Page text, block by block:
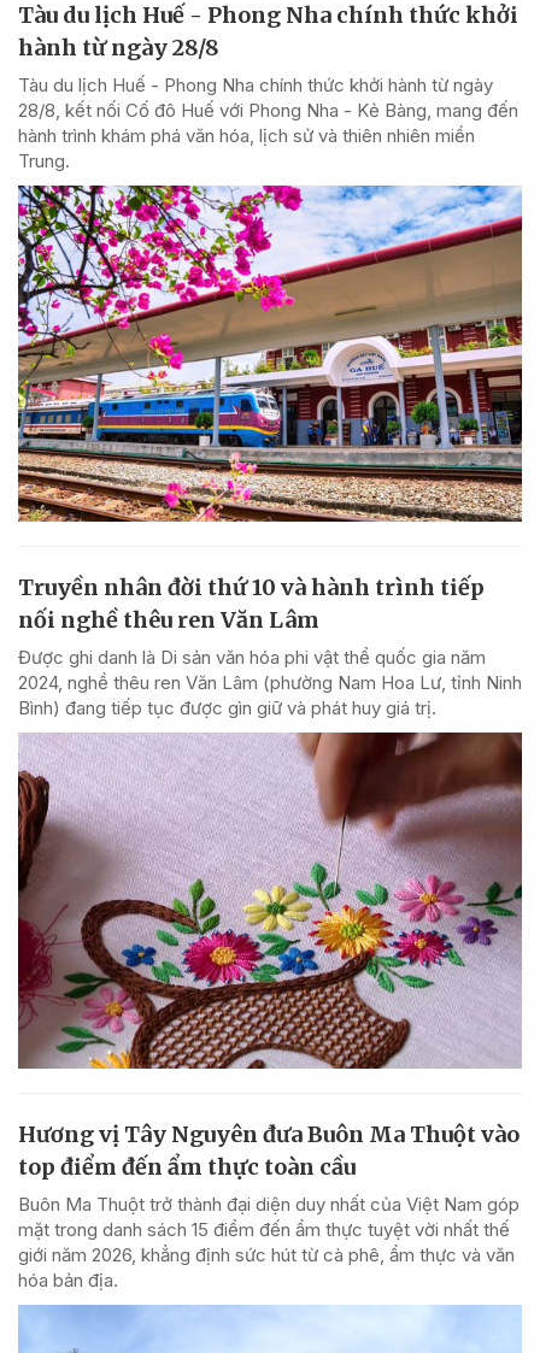
Tàu du lịch Huế - Phong Nha chính thức khởi
hành từ ngày 28/8
Tàu du lịch Huế - Phong Nha chính thức khởi hành từ ngày
28/8, kết nối Cố đô Huế với Phong Nha - Kẻ Bàng, mang đến
hành trình khám phá văn hóa, lịch sử và thiên nhiên miền
Trung.
Truyền nhân đời thứ 10 và hành trình tiếp
nối nghề thêu ren Văn Lâm
Được ghi danh là Di sản văn hóa phi vật thể quốc gia năm
2024, nghề thêu ren Văn Lâm (phường Nam Hoa Lư, tỉnh Ninh
Bình) đang tiếp tục được gìn giữ và phát huy giá trị.
Hương vị Tây Nguyên đưa Buôn Ma Thuột vào
top điểm đến ẩm thực toàn cầu
Buôn Ma Thuột trở thành đại diện duy nhất của Việt Nam góp
mặt trong danh sách 15 điểm đến ẩm thực tuyệt vời nhất thế
giới năm 2026, khẳng định sức hút từ cà phê, ẩm thực và văn
hóa bản địa.